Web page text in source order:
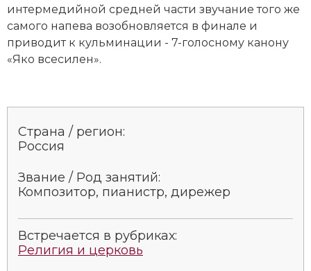
интермедийной средней части звучание того же
самого напева возобновляется в финале и
приводит к кульминации - 7-голосному канону
«Яко всесилен».
Страна / регион:
Россия
Звание / Род занятий:
Композитор, пианистр, дирежер
Встречается в рубриках:
Религия и церковь